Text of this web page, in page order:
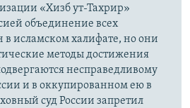
«Хизб ут-Тахрир»
объединение всех
в исламском халифате, но они
методы достижения
несправедливому
и в оккупированном ею в
суд России запретил